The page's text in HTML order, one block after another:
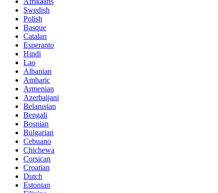
Swedish
Polish
Basque
Catalan
Esperanto
Hindi
Lao
Albanian
Amharic
Armenian
Azerbaijani
Belarusian
Bengali
Bosnian
Bulgarian
Cebuano
Chichewa
Corsican
Croatian
Dutch
Estonian